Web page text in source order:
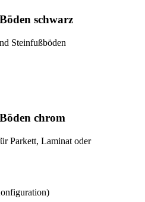
schwarz
Steinfußböden
chrom
Parkett, Laminat oder